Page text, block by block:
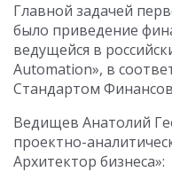
Главной задачей
было приведение
ведущейся в
Automation», в
Стандартом
Ведищев Анатолий
проектно-
Архитектор бизнеса»: